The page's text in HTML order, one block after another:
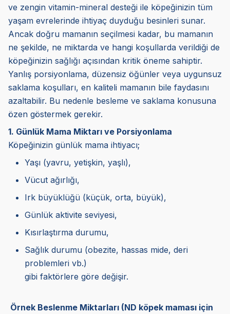
ve zengin vitamin-mineral desteği ile köpeğinizin tüm
yaşam evrelerinde ihtiyaç duyduğu besinleri sunar.
Ancak doğru mamanın seçilmesi kadar, bu mamanın
ne şekilde, ne miktarda ve hangi koşullarda verildiği de
köpeğinizin sağlığı açısından kritik öneme sahiptir.
Yanlış porsiyonlama, düzensiz öğünler veya uygunsuz
saklama koşulları, en kaliteli mamanın bile faydasını
azaltabilir. Bu nedenle besleme ve saklama konusuna
özen göstermek gerekir.
1. Günlük Mama Miktarı ve Porsiyonlama
Köpeğinizin günlük mama ihtiyacı;
Yaşı (yavru, yetişkin, yaşlı),
Vücut ağırlığı,
Irk büyüklüğü (küçük, orta, büyük),
Günlük aktivite seviyesi,
Kısırlaştırma durumu,
Sağlık durumu (obezite, hassas mide, deri
problemleri vb.)
gibi faktörlere göre değişir.
Örnek Beslenme Miktarları (ND köpek maması için